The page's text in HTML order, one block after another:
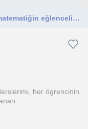
Her yaştan öğrenciye ders imkanı ile matematiğin eğlenceli yüzüyle tanışma fırsatı
her ögrencinin